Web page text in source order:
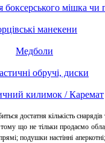
боксерського мішка чи
манекени
Медболи
обручі, диски
килимок / Каремат
достатня кількість
що не тільки продаємо
подушки настінні